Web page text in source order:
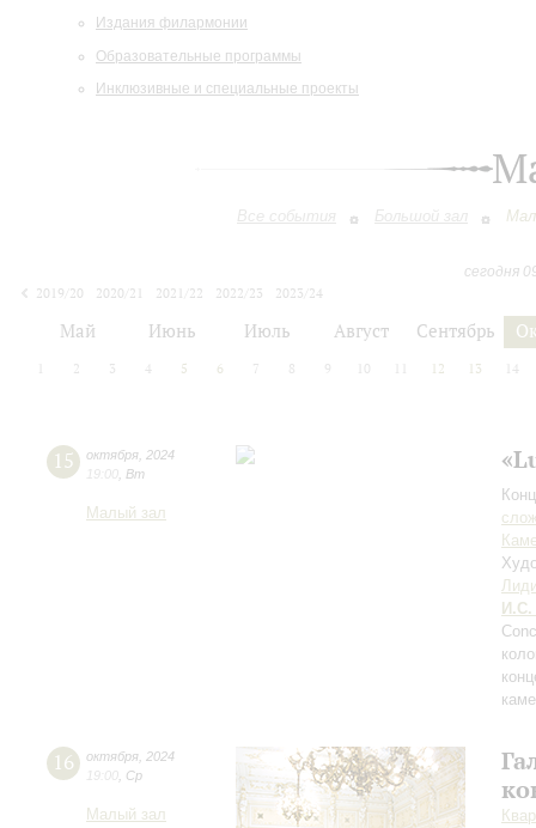
Издания филармонии
Образовательные программы
Инклюзивные и специальные проекты
Все события Большой зал
сегодня
2019/20
2020/21 2021/22 2022/23
2023/24
Май Июнь Июль Август Сентябрь
2 3 4 5 6 7 8 9 10 12 13 14
15 октября 2024
19:00 Вт
Малый зал
И.С.
16 октября 2024
19:00 Ср
Малый зал